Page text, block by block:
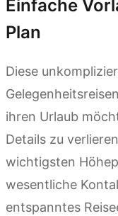
Einfache
Plan
Diese
ihren Urlaub
Details zu
wichtigsten
wesentliche
entspanntes